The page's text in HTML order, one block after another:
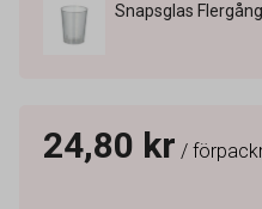
Snapsglas
24,80 kr /